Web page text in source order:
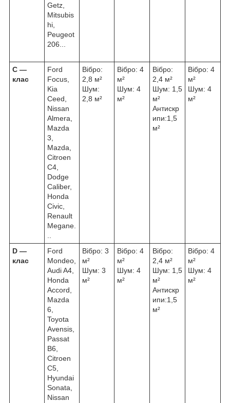
Getz,
Mitsubis
hi,
Peugeot
206...
С ―
клас
Ford
Focus,
Kia
Ceed,
Nissan
Almera,
Mazda
3,
Mazda,
Citroen
C4,
Dodge
Caliber,
Honda
Civic,
Renault
Megane.
Вібро:
2,8 м²
Шум:
2,8 м²
Вібро: 4
м²
Шум: 4
м²
Вібро:
2,4 м²
Шум: 1,5
м²
Антискр
ипи:1,5
м²
Вібро: 4
м²
Шум: 4
м²
D ―
клас
Ford
Mondeo,
Audi A4,
Honda
Accord,
Mazda
6,
Toyota
Avensis,
Passat
B6,
Citroen
C5,
Hyundai
Sonata,
Nissan
Вібро: 3
м²
Шум: 3
м²
Вібро: 4
м²
Шум: 4
м²
Вібро:
2,4 м²
Шум: 1,5
м²
Антискр
ипи:1,5
м²
Вібро: 4
м²
Шум: 4
м²